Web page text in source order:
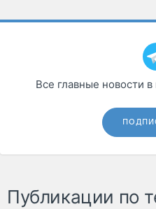
Все главные новости
Публикации по